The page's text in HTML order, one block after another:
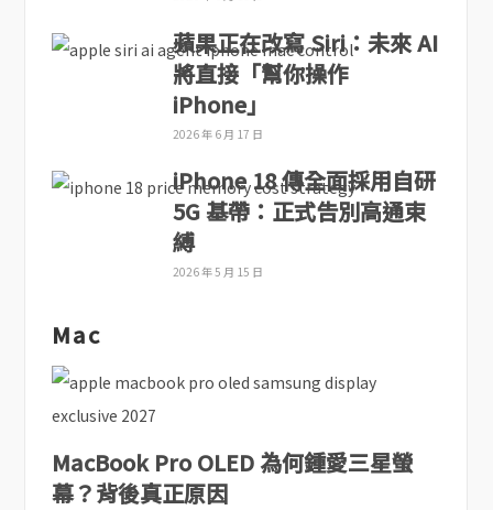
蘋果正在改寫 Siri：未來 AI
將直接「幫你操作
iPhone」
2026 年 6 月 17 日
iPhone 18 傳全面採用自研
5G 基帶：正式告別高通束
縛
2026 年 5 月 15 日
Mac
MacBook Pro OLED 為何鍾愛三星螢
幕？背後真正原因